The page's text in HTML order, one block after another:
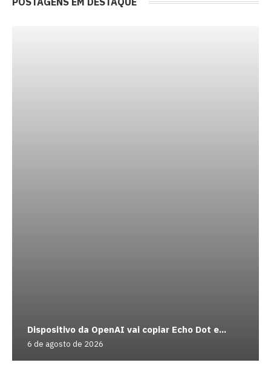
Dispositivo da OpenAI vai copiar Echo Dot e...
6 de agosto de 2026